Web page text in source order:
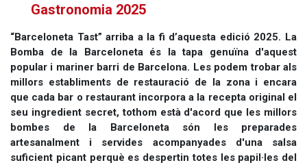
Gastronomia 2025
“Barceloneta Tast” arriba a la fi d’aquesta edició 2025. La
Bomba de la Barceloneta és la tapa genuïna d'aquest
popular i mariner barri de Barcelona. Les podem trobar als
millors establiments de restauració de la zona i encara
que cada bar o restaurant incorpora a la recepta original el
seu ingredient secret, tothom està d'acord que les millors
bombes de la Barceloneta són les preparades
artesanalment i servides acompanyades d'una salsa
suficient picant perquè es despertin totes les papil·les del